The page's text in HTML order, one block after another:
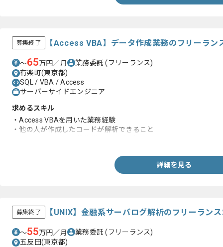
募集終了 【Access VBA】データ作成業務のフリーラン
〜65万円／月 業務委託(フリーランス)
有楽町(東京都)
SQL / VBA / Access
サーバーサイドエンジニア
求めるスキル
・Access VBAを用いた業務経験
・他の人が作成したコードが解析できること
詳細を見る
募集終了 【UNIX】金融系サーバログ解析のフリーラン
〜55万円／月 業務委託(フリーランス)
五反田(東京都)